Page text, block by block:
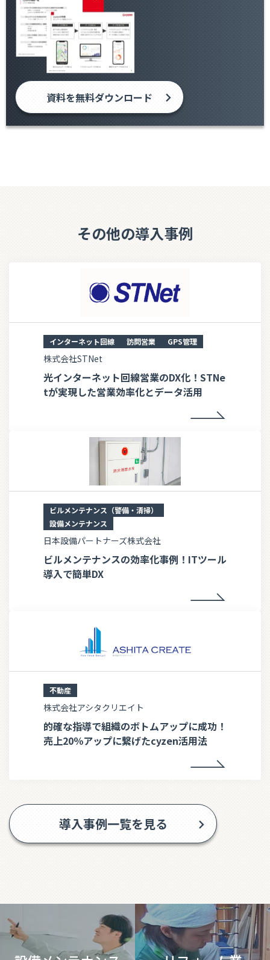
資料を無料ダウンロード
その他の導入事例
インターネット回線 訪問営業 GPS管理
株式会社STNet
光インターネット回線営業のDX化！STNe
tが実現した営業効率化とデータ活用
ビルメンテナンス（警備・清掃）
設備メンテナンス
日本設備パートナーズ株式会社
ビルメンテナンスの効率化事例！ITツール
導入で簡単DX
不動産
株式会社アシタクリエイト
的確な指導で組織のボトムアップに成功！
売上20％アップに繋げたcyzen活用法
導入事例一覧を見る